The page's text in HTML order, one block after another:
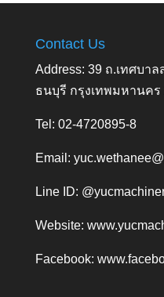
Contact Us
Address: 39 ถ.เทศบา
ธนบุรี กรุงเทพมหานคร
Tel: 02-4720895-8
Email:
Line ID:
Website:
Facebook: